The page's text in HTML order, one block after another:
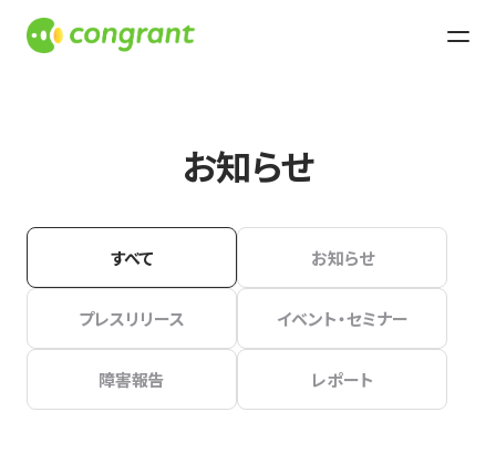
お知らせ
すべて お知らせ
プレスリリース イベント・セミナー
障害報告 レポート